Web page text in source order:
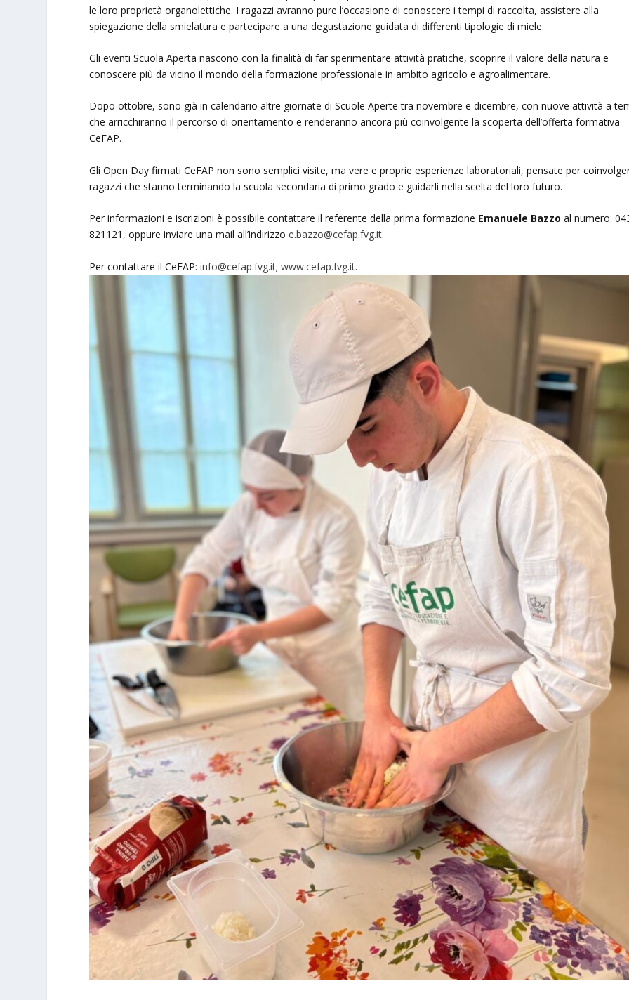
le loro proprietà organolettiche. I ragazzi avranno pure l’occasione di conoscere i tempi di raccolta, assistere alla
spiegazione della smielatura e partecipare a una degustazione guidata di differenti tipologie di miele.
Gli eventi Scuola Aperta nascono con la finalità di far sperimentare attività pratiche, scoprire il valore della natura e
conoscere più da vicino il mondo della formazione professionale in ambito agricolo e agroalimentare.
Dopo ottobre, sono già in calendario altre giornate di Scuole Aperte tra novembre e dicembre, con nuove attività a
che arricchiranno il percorso di orientamento e renderanno ancora più coinvolgente la scoperta dell’offerta formativa
CeFAP.
Gli Open Day firmati CeFAP non sono semplici visite, ma vere e proprie esperienze laboratoriali, pensate per
ragazzi che stanno terminando la scuola secondaria di primo grado e guidarli nella scelta del loro futuro.
Per informazioni e iscrizioni è possibile contattare il referente della prima formazione Emanuele Bazzo al numero:
821121, oppure inviare una mail all’indirizzoe.bazzo@cefap.fvg.it.
Per contattare il CeFAP:info@cefap.fvg.it;www.cefap.fvg.it.